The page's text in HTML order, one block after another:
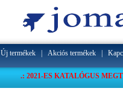
Új termékek| Akciós termékek|
.: 2021-ES KATALÓGUS